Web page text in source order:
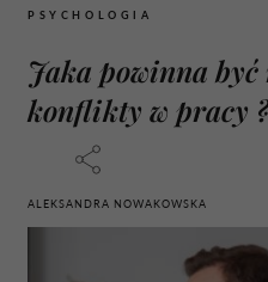
PSYCHOLOGIA
Jaka powinna być
konflikty w pracy ?
ALEKSANDRA NOWAKOWSKA